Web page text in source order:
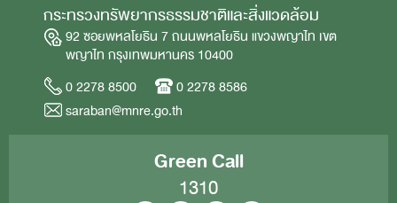
กระทรวงทรัพยากรธรรมชาติและสิ่งแวดล้อม
92 ซอยพหลโยธิน 7 ถนนพหลโยธิน แขวงพญาไท เขต
พญาไท กรุงเทพมหานคร 10400
0 2278 8500
0 2278 8586
saraban@mnre.go.th
Green Call
1310